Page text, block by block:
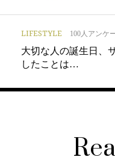
LIFESTYLE 100人アンケ
大切な人の誕生日、
したことは…